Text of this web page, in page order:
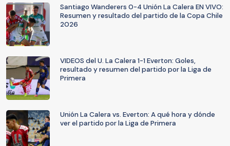
Santiago Wanderers 0-4 Unión La Calera EN VIVO:
Resumen y resultado del partido de la Copa Chile
2026
VIDEOS del U. La Calera 1-1 Everton: Goles,
resultado y resumen del partido por la Liga de
Primera
Unión La Calera vs. Everton: A qué hora y dónde
ver el partido por la Liga de Primera